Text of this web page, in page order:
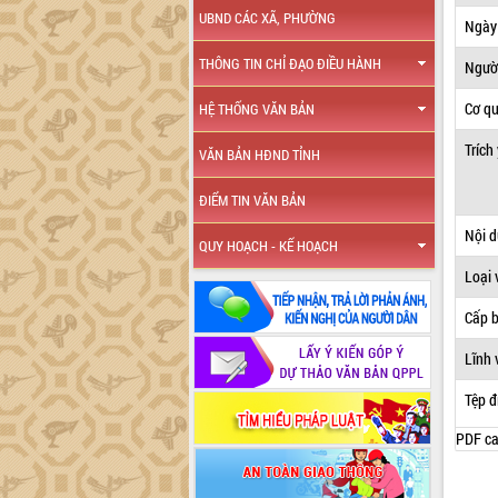
UBND CÁC XÃ, PHƯỜNG
THÔNG TIN CHỈ ĐẠO ĐIỀU HÀNH
HỆ THỐNG VĂN BẢN
VĂN BẢN HĐND TỈNH
ĐIỂM TIN VĂN BẢN
QUY HOẠCH - KẾ HOẠCH
Cơ
Trích
Nội
Loại
Cấp
Lĩnh
Tệp
PDF